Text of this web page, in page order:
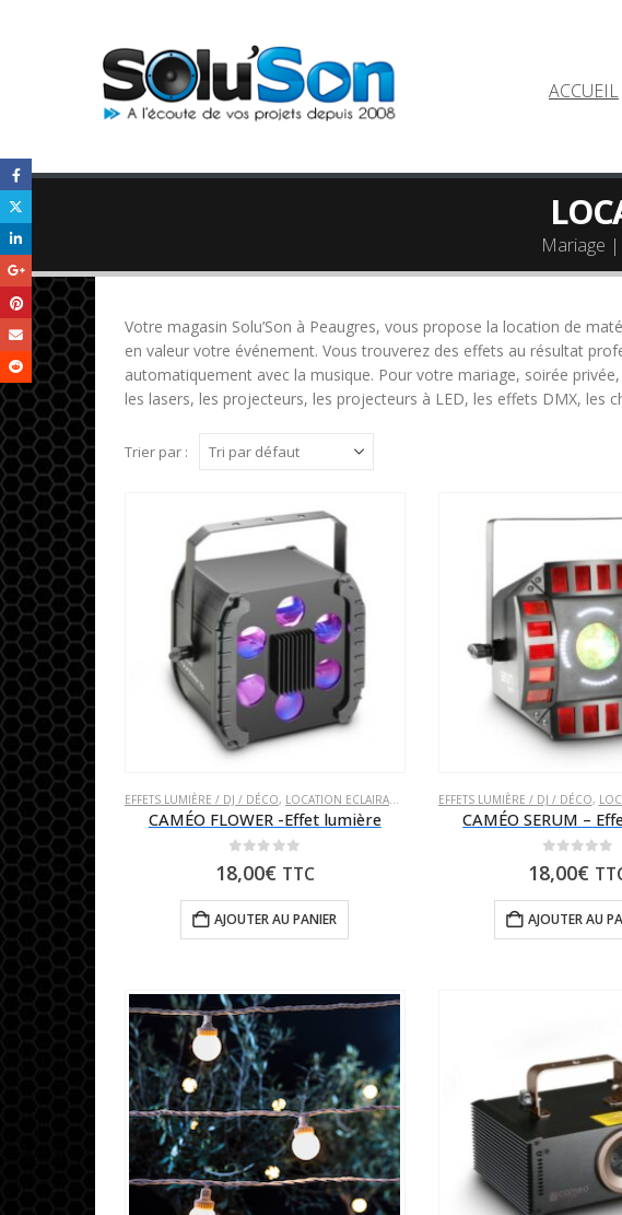
ACCUEIL
Mariage
Votre magasin Solu’Son à Peaugres, vous propose la location de
en valeur votre événement. Vous trouverez des effets au résultat
automatiquement avec la musique. Pour votre mariage, soirée
les lasers, les projecteurs, les projecteurs à LED, les effets DMX,
Trier par :
EFFETS LUMIÈRE / DJ / DÉCO, LOCATION ECLAIRAGE LOCATION POUR SOIRÉE
CAMÉO FLOWER -Effet lumière
18,00€ TTC
AJOUTER AU PANIER
EFFETS LUMIÈRE / DJ / DÉCO,
CAMÉO SERUM –
18,00€
AJOUTER AU